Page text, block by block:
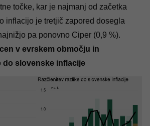
točke, kar je najmanj od začetka
inflacijo je tretjič zapored dosegla
pa ponovno Ciper (0,9 %).
v evrskem območju in
do slovenske inflacije